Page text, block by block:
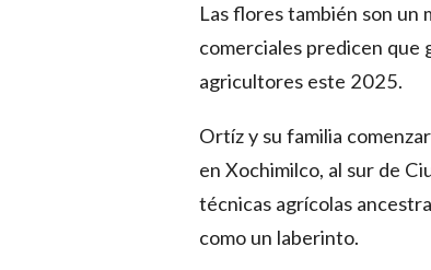
Las flores también son
comerciales predicen que
agricultores este 2025.
Ortíz y su familia
en Xochimilco, al sur de
técnicas agrícolas
como un laberinto.